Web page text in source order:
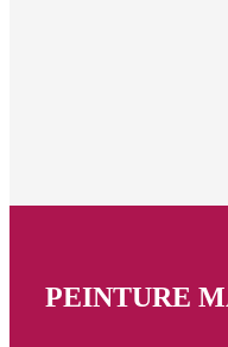
PEINTURE